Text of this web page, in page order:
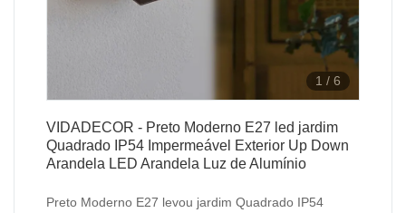
1 / 6
VIDADECOR - Preto Moderno E27 led jardim
Quadrado IP54 Impermeável Exterior Up Down
Arandela LED Arandela Luz de Alumínio
Preto Moderno E27 levou jardim Quadrado IP54